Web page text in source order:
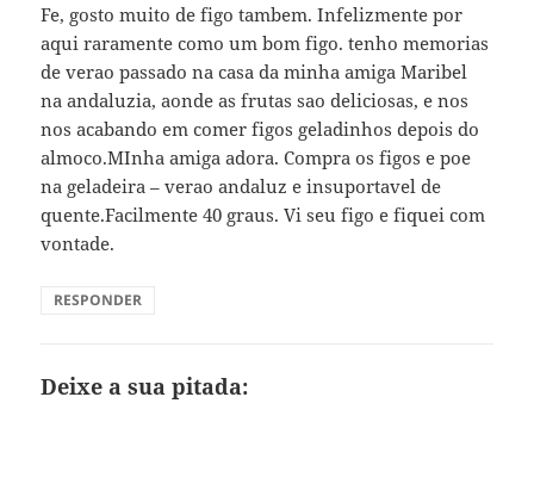
Fe, gosto muito de figo tambem. Infelizmente por
aqui raramente como um bom figo. tenho memorias
de verao passado na casa da minha amiga Maribel
na andaluzia, aonde as frutas sao deliciosas, e nos
nos acabando em comer figos geladinhos depois do
almoco.MInha amiga adora. Compra os figos e poe
na geladeira – verao andaluz e insuportavel de
quente.Facilmente 40 graus. Vi seu figo e fiquei com
vontade.
RESPONDER
Deixe a sua pitada: